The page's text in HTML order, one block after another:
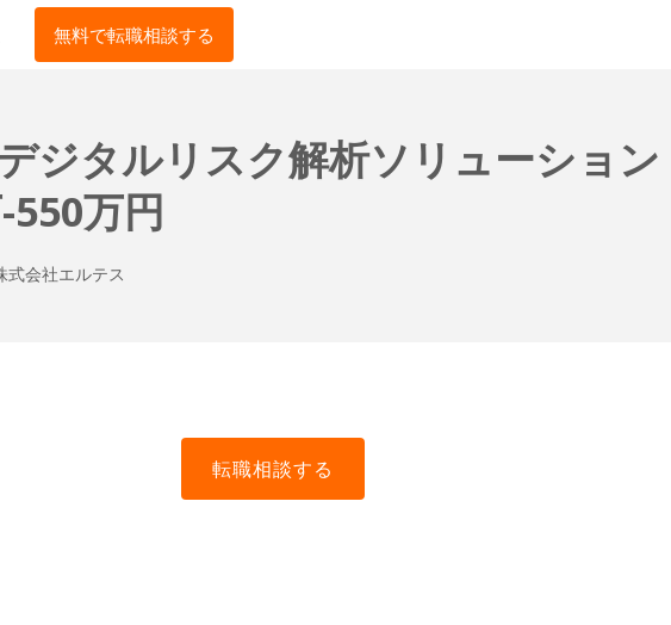
無料で転職相談する
ジタルリスク解析ソリューション
万円
式会社エルテス